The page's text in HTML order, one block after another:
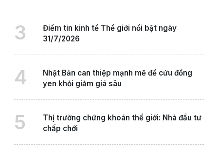
3
Điểm tin kinh tế Thế giới nổi bật ngày
31/7/2026
4
Nhật Bản can thiệp mạnh mẽ để cứu đồng
yen khỏi giảm giá sâu
5
Thị trường chứng khoán thế giới: Nhà đầu tư
chấp chới